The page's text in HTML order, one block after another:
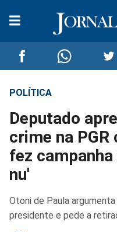
Compartilhar
no
Facebook
Compartilhar
no
Whatsapp
no
POLÍTICA
Deputado
crime na PGR
fez
nu'
Otoni de Paula
presidente e pede a